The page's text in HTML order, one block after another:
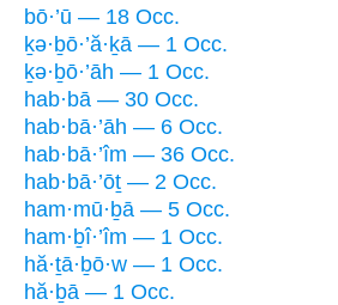
bō·’ū — 18 Occ.
ḵə·ḇō·’ă·ḵā — 1 Occ.
ḵə·ḇō·’āh — 1 Occ.
hab·bā — 30 Occ.
hab·bā·’āh — 6 Occ.
hab·bā·’îm — 36 Occ.
hab·bā·’ōṯ — 2 Occ.
ham·mū·ḇā — 5 Occ.
ham·ḇî·’îm — 1 Occ.
hă·ṯā·ḇō·w — 1 Occ.
hă·ḇā — 1 Occ.